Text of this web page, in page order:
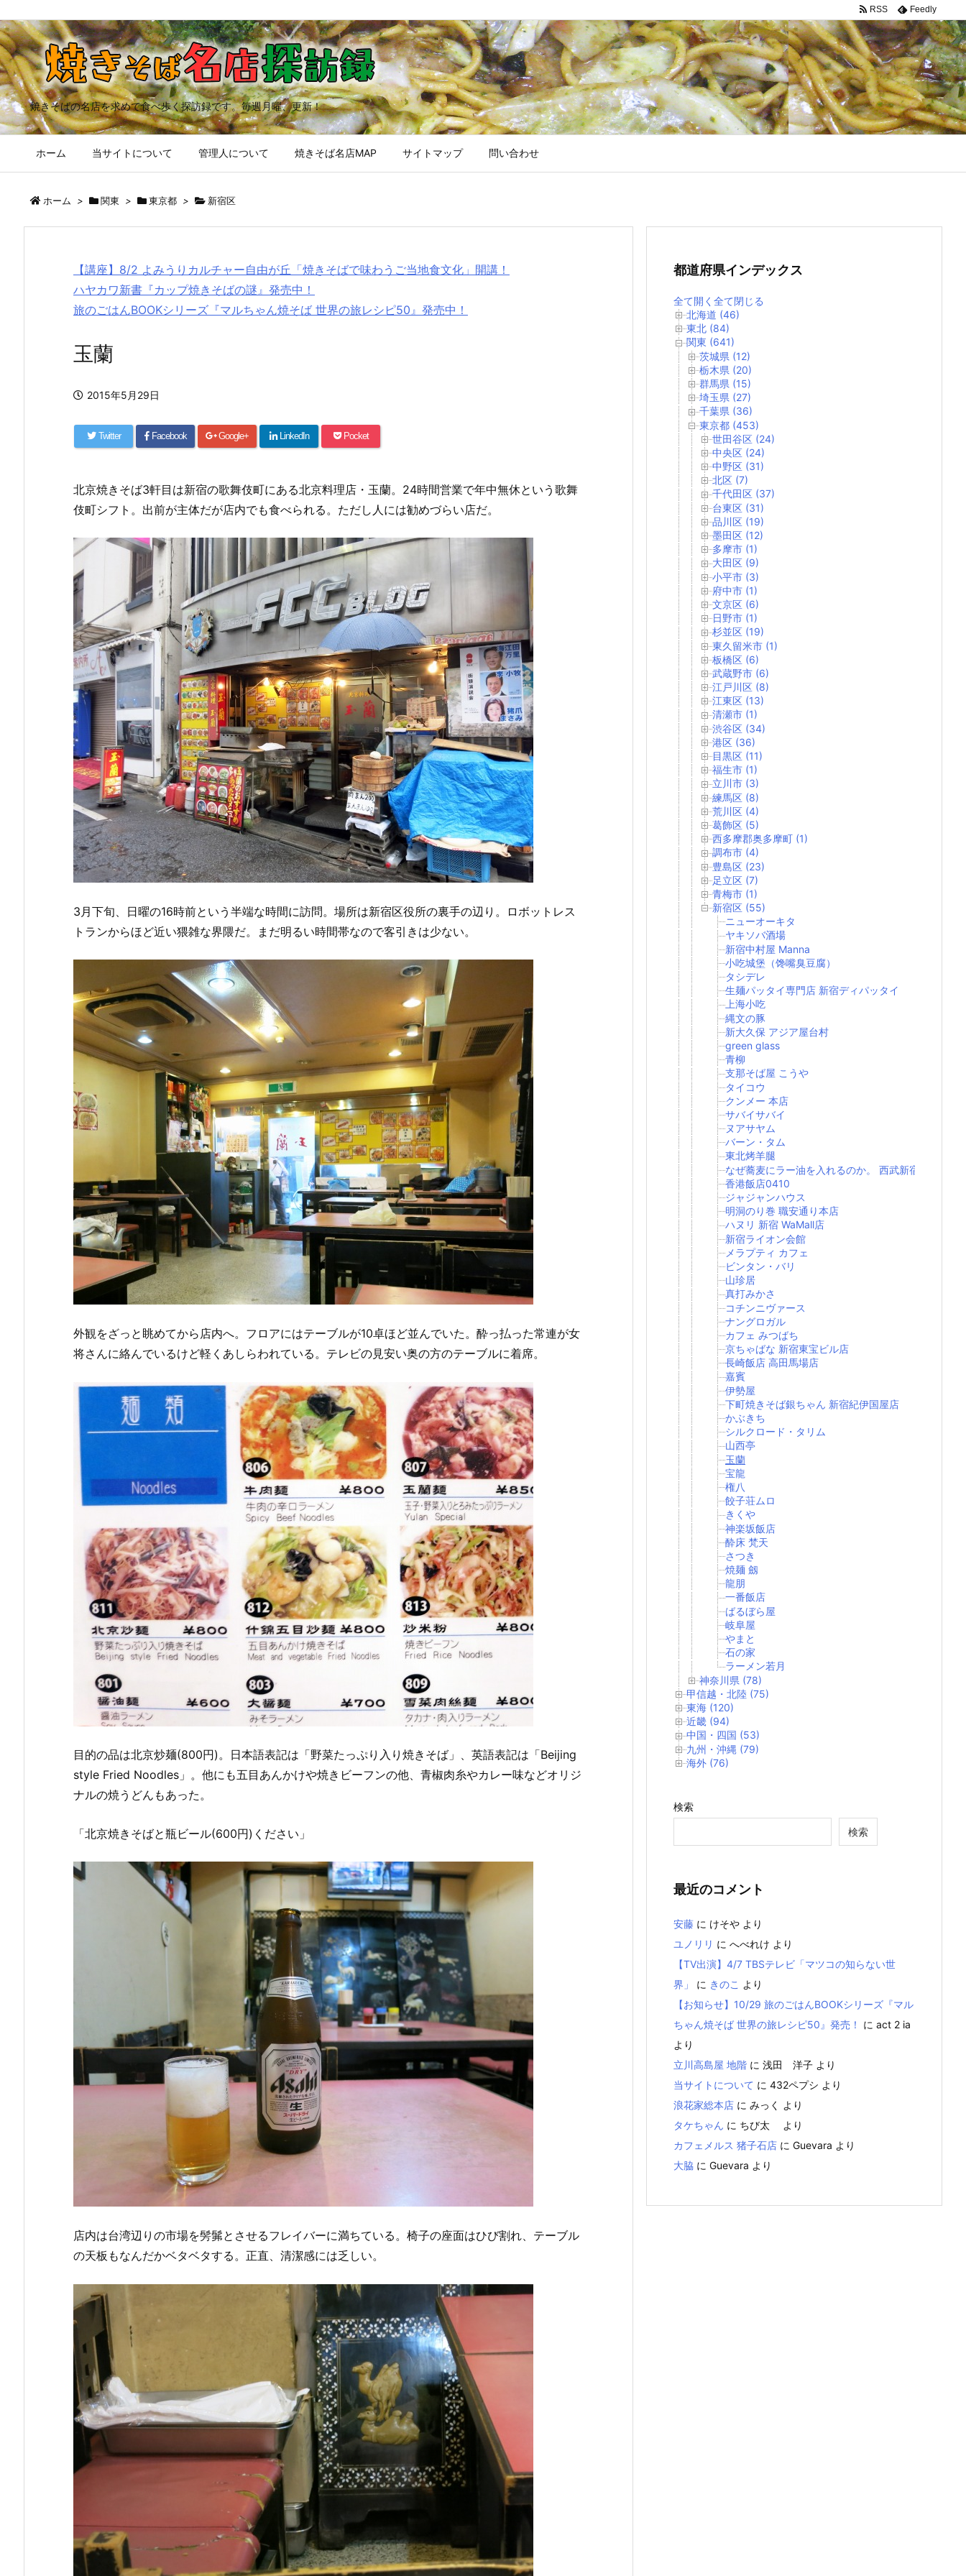
焼きそばの名店を求めて食べ歩く探訪録です。毎週月曜、更新！
ホーム 当サイトについて 管理人について 焼きそば名店MAP サイトマップ 問い合わせ
RSS Feedly
ホーム > 関東 > 東京都 > 新宿区
【講座】8/2 よみうりカルチャー自由が丘「焼きそばで味わうご当地食文化」開講！
ハヤカワ新書『カップ焼きそばの謎』発売中！
旅のごはんBOOKシリーズ『マルちゃん焼そば 世界の旅レシピ50』発売中！
玉蘭
2015年5月29日
Twitter Facebook Google+ LinkedIn Pocket
北京焼きそば3軒目は新宿の歌舞伎町にある北京料理店・玉蘭。24時間営業で年中無休という歌舞
伎町シフト。出前が主体だが店内でも食べられる。ただし人には勧めづらい店だ。
3月下旬、日曜の16時前という半端な時間に訪問。場所は新宿区役所の裏手の辺り。ロボットレス
トランからほど近い猥雑な界隈だ。まだ明るい時間帯なので客引きは少ない。
外観をざっと眺めてから店内へ。フロアにはテーブルが10卓ほど並んでいた。酔っ払った常連が女
将さんに絡んでいるけど軽くあしらわれている。テレビの見安い奥の方のテーブルに着席。
目的の品は北京炒麺(800円)。日本語表記は「野菜たっぷり入り焼きそば」、英語表記は「Beijing
style Fried Noodles」。他にも五目あんかけや焼きビーフンの他、青椒肉糸やカレー味などオリジ
ナルの焼うどんもあった。
「北京焼きそばと瓶ビール(600円)ください」
店内は台湾辺りの市場を髣髴とさせるフレイバーに満ちている。椅子の座面はひび割れ、テーブル
の天板もなんだかベタベタする。正直、清潔感には乏しい。
都道府県インデックス
全て開く 全て閉じる
北海道 (46)
東北 (84)
関東 (641)
茨城県 (12)
栃木県 (20)
群馬県 (15)
埼玉県 (27)
千葉県 (36)
東京都 (453)
世田谷区 (24)
中央区 (24)
中野区 (31)
北区 (7)
千代田区 (37)
台東区 (31)
品川区 (19)
墨田区 (12)
多摩市 (1)
大田区 (9)
小平市 (3)
府中市 (1)
文京区 (6)
日野市 (1)
杉並区 (19)
東久留米市 (1)
板橋区 (6)
武蔵野市 (6)
江戸川区 (8)
江東区 (13)
清瀬市 (1)
渋谷区 (34)
港区 (36)
目黒区 (11)
福生市 (1)
立川市 (3)
練馬区 (8)
荒川区 (4)
葛飾区 (5)
西多摩郡奥多摩町 (1)
調布市 (4)
豊島区 (23)
足立区 (7)
青梅市 (1)
新宿区 (55)
ニューオーキタ
ヤキソバ酒場
新宿中村屋 Manna
小吃城堡（馋嘴臭豆腐）
タシデレ
生麺パッタイ専門店 新宿ディパッタイ
上海小吃
縄文の豚
新大久保 アジア屋台村
green glass
青柳
支那そば屋 こうや
タイコウ
クンメー 本店
サバイサバイ
ヌアサヤム
バーン・タム
東北烤羊腿
なぜ蕎麦にラー油を入れるのか。 西武新宿店
香港飯店0410
ジャジャンハウス
明洞のり巻 職安通り本店
ハヌリ 新宿 WaMall店
新宿ライオン会館
メラプティ カフェ
ビンタン・バリ
山珍居
真打みかさ
コチンニヴァース
ナングロガル
カフェ みつばち
京ちゃばな 新宿東宝ビル店
長崎飯店 高田馬場店
嘉賓
伊勢屋
下町焼きそば銀ちゃん 新宿紀伊国屋店
かぶきち
シルクロード・タリム
山西亭
玉蘭
宝龍
権八
餃子荘ムロ
きくや
神楽坂飯店
酔床 梵天
さつき
焼麺 劔
龍朋
一番飯店
ばるぼら屋
岐阜屋
やまと
石の家
ラーメン若月
神奈川県 (78)
甲信越・北陸 (75)
東海 (120)
近畿 (94)
中国・四国 (53)
九州・沖縄 (79)
海外 (76)
検索
検索
最近のコメント
安藤 に けそや より
ユノリリ に へべれけ より
【TV出演】4/7 TBSテレビ「マツコの知らない世
界」
に きのこ より
【お知らせ】10/29 旅のごはんBOOKシリーズ『マル
ちゃん焼そば 世界の旅レシピ50』発売！
に act 2 ia
より
立川高島屋 地階 に 浅田 洋子 より
当サイトについて に 432ペプシ より
浪花家総本店 に みっく
より
タケちゃん に ちび太
より
カフェメルス 猪子石店 に Guevara より
大脇 に Guevara より